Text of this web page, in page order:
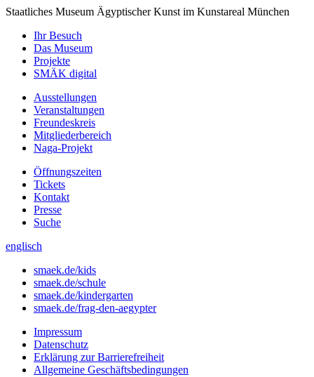
Staatliches Museum Ägyptischer Kunst im Kunstareal München
Ihr Besuch
Das Museum
Projekte
SMÄK digital
Ausstellungen
Veranstaltungen
Freundeskreis
Mitgliederbereich
Naga-Projekt
Öffnungszeiten
Tickets
Kontakt
Presse
Suche
englisch
smaek.de/kids
smaek.de/schule
smaek.de/kindergarten
smaek.de/frag-den-aegypter
Impressum
Datenschutz
Erklärung zur Barrierefreiheit
Allgemeine Geschäftsbedingungen